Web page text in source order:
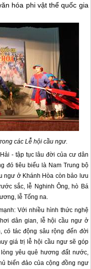
hóa phi vật thể quốc gia
các Lễ hội cầu ngư.
- tập tục lâu đời của cư dân
đó tiêu biểu là Nam Trung bộ
ngư ở Khánh Hòa còn bảo lưu
sắc, lễ Nghinh Ông, hò Bá
lễ Tống na.
Với nhiều hình thức nghệ
dân gian, lễ hội cầu ngư ở
có tác động sâu rộng đến đời
giá trị lễ hội cầu ngư sẽ góp
yêu quê hương đất nước,
biển đảo của cộng đồng ngư